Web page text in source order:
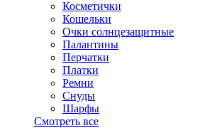
Косметички
Кошельки
Очки солнцезащитные
Палантины
Перчатки
Платки
Ремни
Снуды
Шарфы
Смотреть все